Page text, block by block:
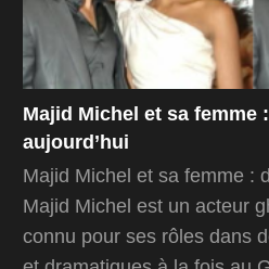
Majid Michel et sa femme
aujourd’hui
Majid Michel et sa femme :
Majid Michel est un acteur
connu pour ses rôles dans